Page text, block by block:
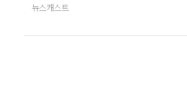
뉴스캐스트